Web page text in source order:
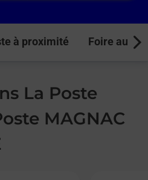
à proximité Foire aux
La Poste
MAGNAC